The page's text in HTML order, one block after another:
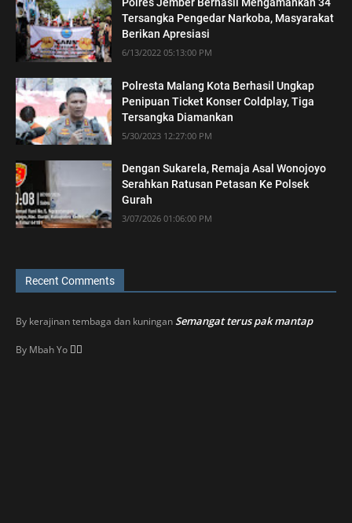
Tersangka Pengedar Narkoba, Masyarakat
Berikan Apresiasi
6/13/2022 05:13:00 PM
Polresta Malang Kota Berhasil Ungkap
Penipuan Ticket Konser Coldplay, Tiga
Tersangka Diamankan
5/30/2023 12:27:00 PM
Dengan Sukarela, Remaja Asal Wonojoyo
Serahkan Ratusan Petasan Ke Polsek
Gurah
3/07/2026 01:06:00 PM
Recent Comments
By kerajinan tembaga dan kuninganSemangat terus pak mantap
By Mbah Yo 👍🏼